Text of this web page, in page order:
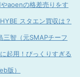
aoenの格差売りをす
スタエン買収は？
三智（元SMAPチーフ
起用！びっくりすぎる
版）